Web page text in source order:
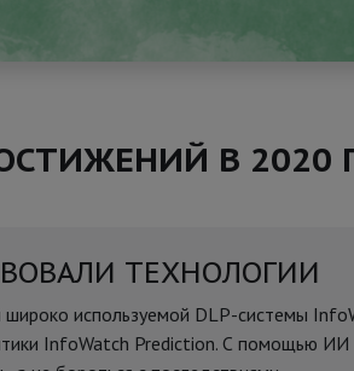
В 2020
ТЕХНОЛОГИИ
широко используемой DLP-системы
InfoWatch Prediction. С помощью ИИ